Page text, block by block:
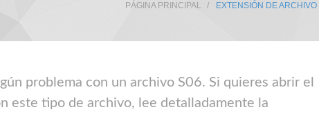
PÁGINA PRINCIPAL EXTENSIÓN DE ARCHIVO
problema con un archivo S06. Si quieres abrir el
este tipo de archivo, lee detalladamente la